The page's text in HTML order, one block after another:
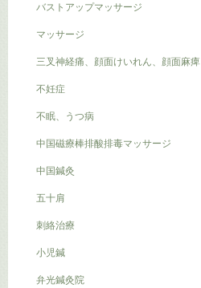
バストアップマッサージ
マッサージ
三叉神経痛、顔面けいれん、顔面麻痺
不妊症
不眠、うつ病
中国磁療棒排酸排毒マッサージ
中国鍼灸
五十肩
刺絡治療
小児鍼
弁光鍼灸院